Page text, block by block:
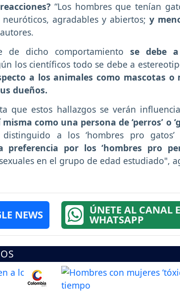
“Los hombres que tenían
agradables y abiertos; y
de dicho comportamiento se debe
los científicos todo se debe a
a los animales como mascotas o
dueños.
que estos hallazgos se verán
como una persona de ‘perros’ o
a los ‘hombres pro gatos’
preferencia por los ‘hombres pro
en el grupo de edad estudiado",
NEWS ÚNETE AL CANAL
WHATSAPP